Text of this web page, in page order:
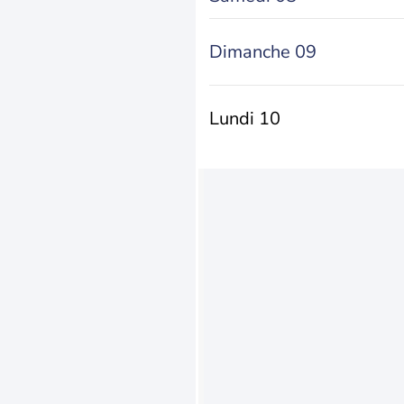
Dimanche 09
Lundi 10